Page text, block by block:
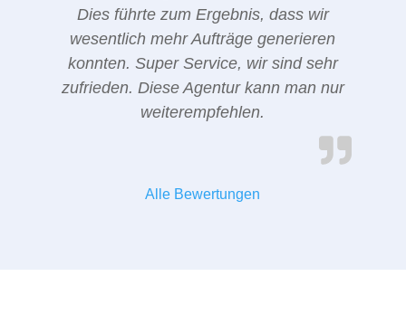
Dies führte zum Ergebnis, dass wir
wesentlich mehr Aufträge generieren
konnten. Super Service, wir sind sehr
zufrieden. Diese Agentur kann man nur
weiterempfehlen.
Alle Bewertungen